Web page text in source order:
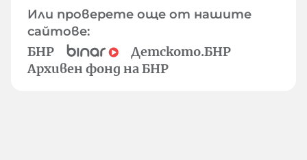
Или проверете още от нашите
сайтове:
БНР
Детското.БНР
Архивен фонд на БНР